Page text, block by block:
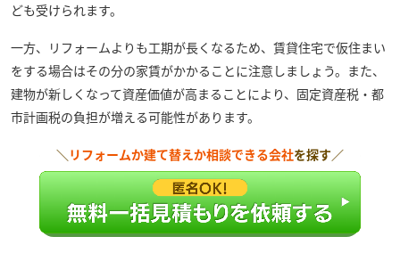
ども受けられます。
一方、リフォームよりも工期が長くなるため、賃貸住宅で仮住まい
をする場合はその分の家賃がかかることに注意しましょう。また、
建物が新しくなって資産価値が高まることにより、固定資産税・都
市計画税の負担が増える可能性があります。
＼ リフォームか建て替えか相談できる会社を探す／